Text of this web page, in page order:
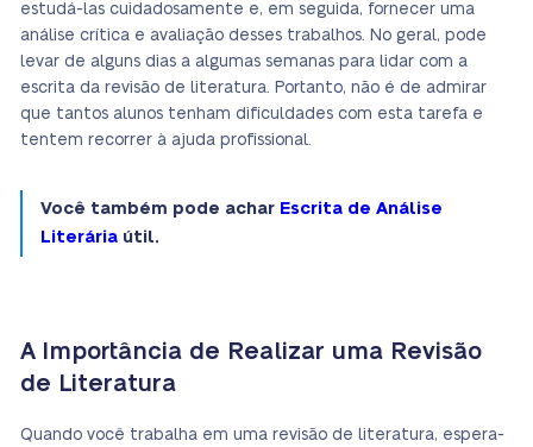
estudá-las cuidadosamente e, em seguida, fornecer uma
análise crítica e avaliação desses trabalhos. No geral, pode
levar de alguns dias a algumas semanas para lidar com a
escrita da revisão de literatura. Portanto, não é de admirar
que tantos alunos tenham dificuldades com esta tarefa e
tentem recorrer à ajuda profissional.
Você também pode achar Escrita de Análise
Literária útil.
A Importância de Realizar uma Revisão
de Literatura
Quando você trabalha em uma revisão de literatura, espera-